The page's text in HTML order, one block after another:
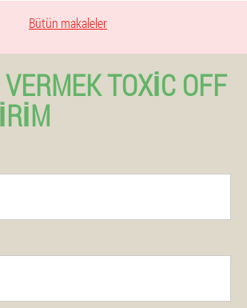
Bütün makaleler
TOXIC OFF